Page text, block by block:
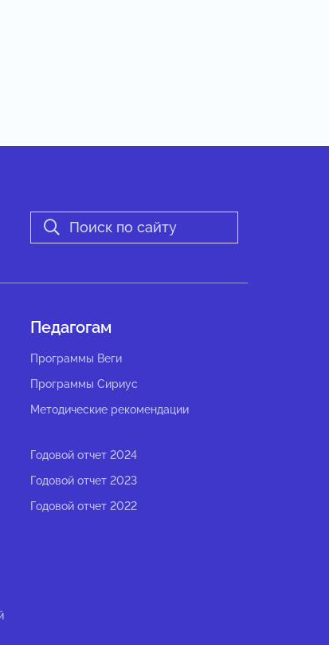
Педагогам
Программы Веги
Программы Сириус
Методические рекомендации
Годовой отчет 2024
Годовой отчет 2023
Годовой отчет 2022